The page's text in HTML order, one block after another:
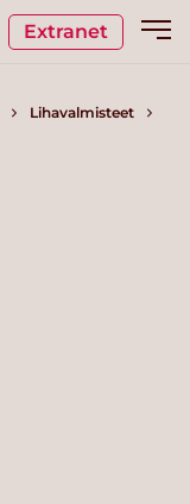
Extranet
Lihavalmisteet